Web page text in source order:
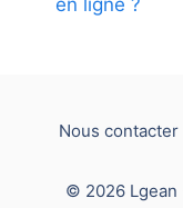
Nous contacter
© 2026 Lgean